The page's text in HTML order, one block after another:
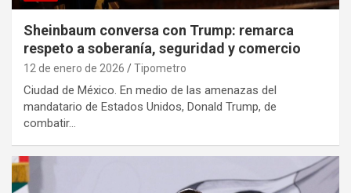
Sheinbaum conversa con Trump: remarca
respeto a soberanía, seguridad y comercio
12 de enero de 2026 Tipometro
Ciudad de México. En medio de las amenazas del
mandatario de Estados Unidos, Donald Trump, de
combatir…